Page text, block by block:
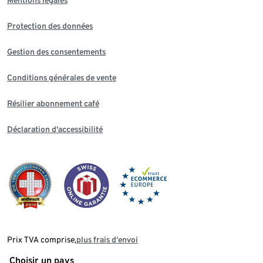
Protection des données
Gestion des consentements
Conditions générales de vente
Résilier abonnement café
Déclaration d'accessibilité
Prix TVA comprise,plus frais d‘envoi
Choisir un pays